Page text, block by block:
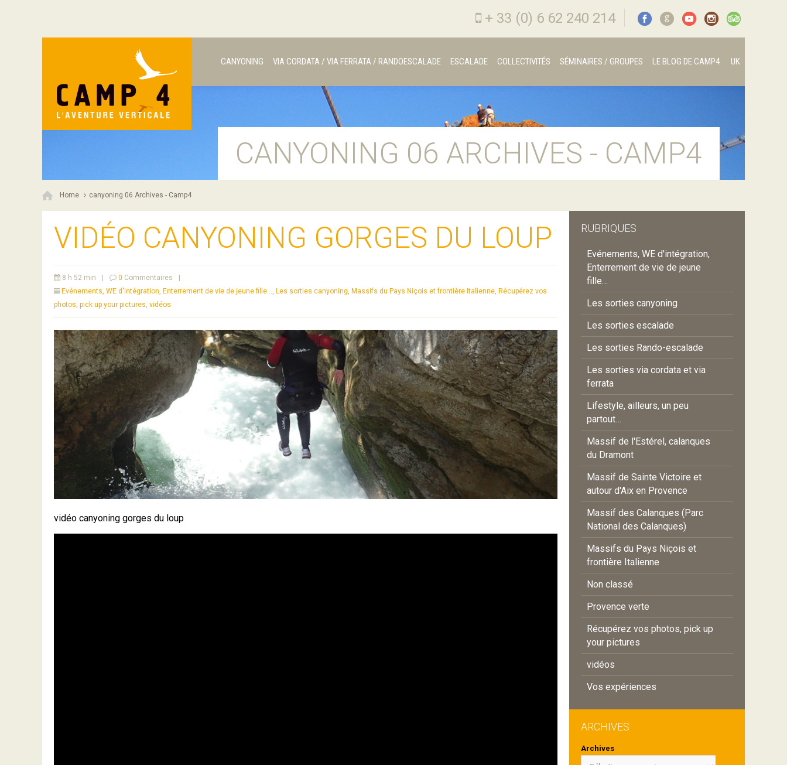
G
+ 33 (0) 6 62 240 214
CANYONING VIA CORDATA / VIA FERRATA / RANDOESCALADE ESCALADE COLLECTIVITÉS SÉMINAIRES / GROUPES LE BLOG DE CAMP4 UK
CANYONING 06 ARCHIVES - CAMP4
Home canyoning 06 Archives - Camp4
VIDÉO CANYONING GORGES DU LOUP
8 h 52 min 0 Commentaires
Evénements, WE d'intégration, Enterrement de vie de jeune fille..., Les sorties canyoning, Massifs du Pays Niçois et frontière Italienne, Récupérez vos
photos, pick up your pictures, vidéos
vidéo canyoning gorges du loup
RUBRIQUES
Evénements, WE d'intégration,
Enterrement de vie de jeune
fille…
Les sorties canyoning
Les sorties escalade
Les sorties Rando-escalade
Les sorties via cordata et via
ferrata
Lifestyle, ailleurs, un peu
partout…
Massif de l'Estérel, calanques
du Dramont
Massif de Sainte Victoire et
autour d'Aix en Provence
Massif des Calanques (Parc
National des Calanques)
Massifs du Pays Niçois et
frontière Italienne
Non classé
Provence verte
Récupérez vos photos, pick up
your pictures
vidéos
Vos expériences
ARCHIVES
Archives